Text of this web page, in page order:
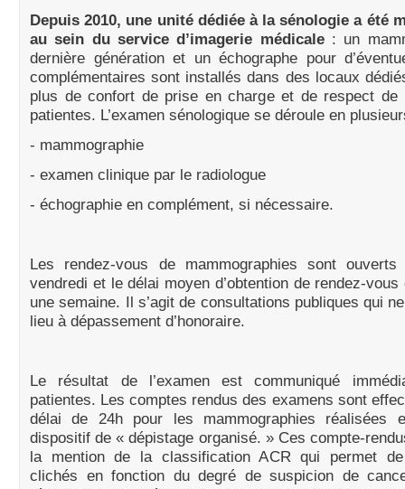
Depuis 2010, une unité dédiée à la sénologie a été
au sein du service d’imagerie médicale: un
dernière génération et un échographe pour
complémentaires sont installés dans des locaux
plus de confort de prise en charge et de respect de
patientes. L’examen sénologique se déroule en
- mammographie
- examen clinique par le radiologue
- échographie en complément, si nécessaire.
Les rendez-vous de mammographies sont
vendredi et le délai moyen d’obtention de rendez-vous
une semaine. Il s’agit de consultations publiques qui
lieu à dépassement d’honoraire.
Le résultat de l’examen est communiqué
patientes. Les comptes rendus des examens sont
délai de 24h pour les mammographies réalisées
dispositif de « dépistage organisé. » Ces compte-
la mention de la classification ACR qui permet
clichés en fonction du degré de suspicion de